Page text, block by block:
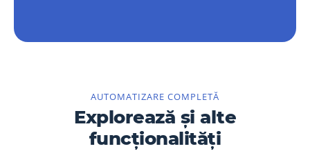
AUTOMATIZARE COMPLETĂ
Explorează și alte
funcționalități